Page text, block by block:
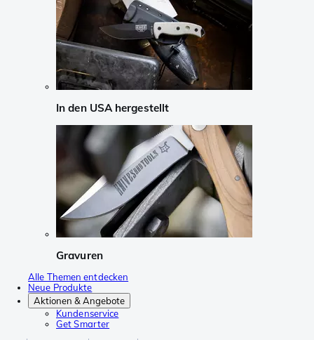
In den USA hergestellt
Gravuren
Alle Themen entdecken
Neue Produkte
Aktionen & Angebote
Kundenservice
Get Smarter